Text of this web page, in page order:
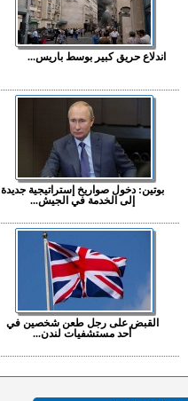
اندلاع حريق كبير بوسط باريس...
بوتين: دخول صواريخ إستراتيجية جديدة
إلى الخدمة في الجيش...
القبض على رجل طعن شخصين في
أحد مستشفيات لندن...